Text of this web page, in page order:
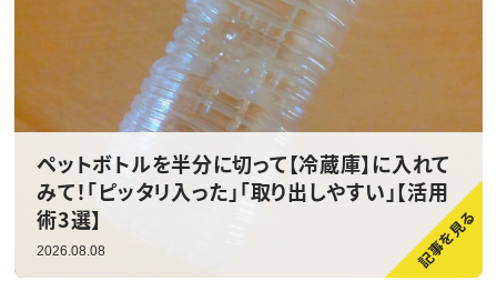
ペットボトルを半分に切って【冷蔵庫】に入れて
みて！「ピッタリ入った」「取り出しやすい」【活用
術3選】
2026.08.08